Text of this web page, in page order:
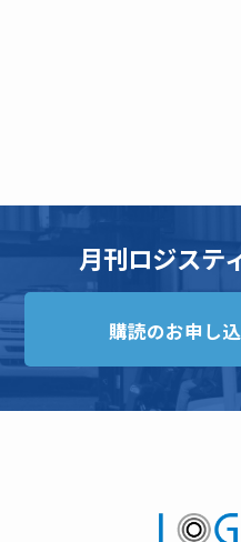
月刊ロジステ
購読のお申し